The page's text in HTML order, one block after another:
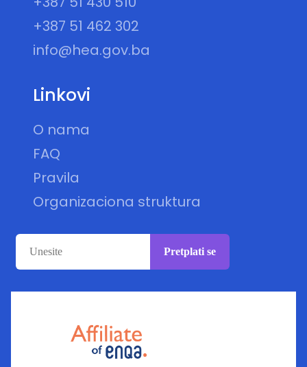
+387 51 462 302
info@hea.gov.ba
Linkovi
O nama
FAQ
Pravila
Organizaciona struktura
Pretplati se